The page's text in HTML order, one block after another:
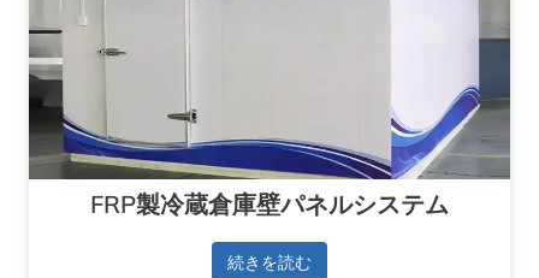
FRP製冷蔵倉庫壁パネルシステム
続きを読む